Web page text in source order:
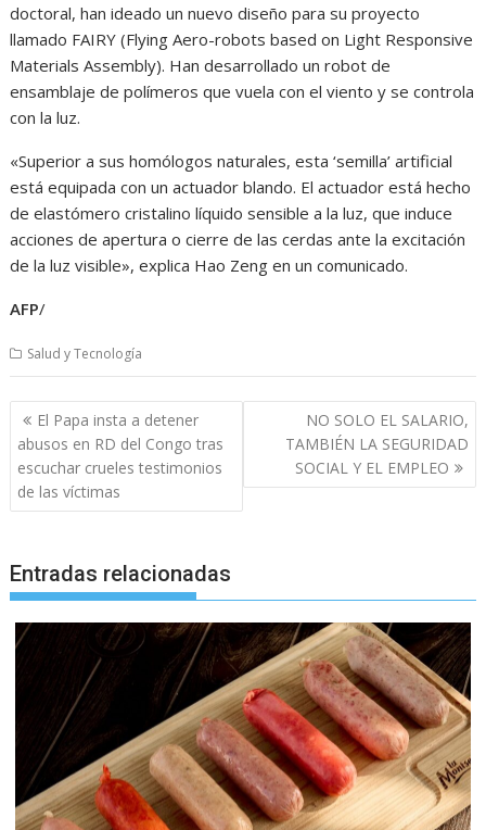
doctoral, han ideado un nuevo diseño para su proyecto
llamado FAIRY (Flying Aero-robots based on Light Responsive
Materials Assembly). Han desarrollado un robot de
ensamblaje de polímeros que vuela con el viento y se controla
con la luz.
«Superior a sus homólogos naturales, esta ‘semilla’ artificial
está equipada con un actuador blando. El actuador está hecho
de elastómero cristalino líquido sensible a la luz, que induce
acciones de apertura o cierre de las cerdas ante la excitación
de la luz visible», explica Hao Zeng en un comunicado.
AFP/
Salud y Tecnología
Navegación
de
entradas
El Papa insta a detener
abusos en RD del Congo tras
escuchar crueles testimonios
de las víctimas
NO SOLO EL SALARIO,
TAMBIÉN LA SEGURIDAD
SOCIAL Y EL EMPLEO
Entradas relacionadas